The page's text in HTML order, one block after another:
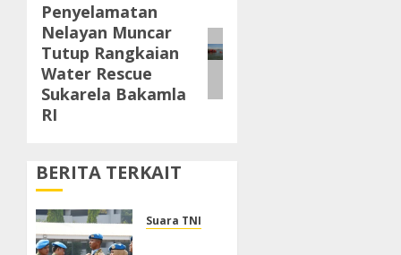
Next
post:
Penyelamatan
Nelayan Muncar
Tutup Rangkaian
Water Rescue
Sukarela Bakamla
RI
BERITA TERKAIT
Suara TNI